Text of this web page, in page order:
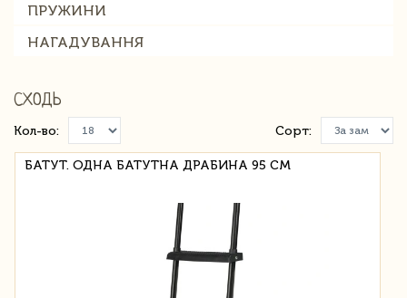
ПРУЖИНИ
НАГАДУВАННЯ
СХОДЬ
Кол-во: Сорт:
БАТУТ. ОДНА БАТУТНА ДРАБИНА 95 СМ